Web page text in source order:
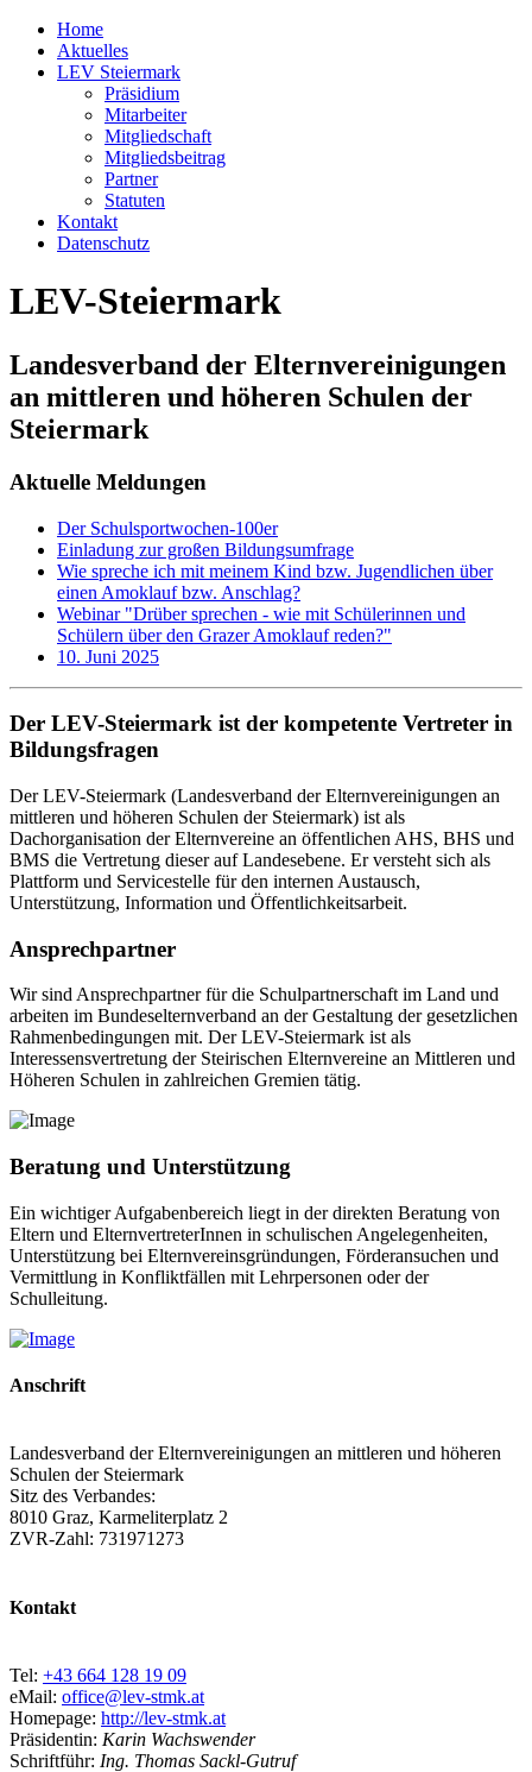
Home
Aktuelles
LEV Steiermark
Präsidium
Mitarbeiter
Mitgliedschaft
Mitgliedsbeitrag
Partner
Statuten
Kontakt
Datenschutz
LEV-Steiermark
Landesverband der Elternvereinigungen
an mittleren und höheren Schulen der
Steiermark
Aktuelle Meldungen
Der Schulsportwochen-100er
Einladung zur großen Bildungsumfrage
Wie spreche ich mit meinem Kind bzw. Jugendlichen über
einen Amoklauf bzw. Anschlag?
Webinar "Drüber sprechen - wie mit Schülerinnen und
Schülern über den Grazer Amoklauf reden?"
10. Juni 2025
Der LEV-Steiermark ist der kompetente Vertreter in
Bildungsfragen
Der LEV-Steiermark (Landesverband der Elternvereinigungen an
mittleren und höheren Schulen der Steiermark) ist als
Dachorganisation der Elternvereine an öffentlichen AHS, BHS und
BMS die Vertretung dieser auf Landesebene. Er versteht sich als
Plattform und Servicestelle für den internen Austausch,
Unterstützung, Information und Öffentlichkeitsarbeit.
Ansprechpartner
Wir sind Ansprechpartner für die Schulpartnerschaft im Land und
arbeiten im Bundeselternverband an der Gestaltung der gesetzlichen
Rahmenbedingungen mit. Der LEV-Steiermark ist als
Interessensvertretung der Steirischen Elternvereine an Mittleren und
Höheren Schulen in zahlreichen Gremien tätig.
Beratung und Unterstützung
Ein wichtiger Aufgabenbereich liegt in der direkten Beratung von
Eltern und ElternvertreterInnen in schulischen Angelegenheiten,
Unterstützung bei Elternvereinsgründungen, Förderansuchen und
Vermittlung in Konfliktfällen mit Lehrpersonen oder der
Schulleitung.
Anschrift
Landesverband der Elternvereinigungen an mittleren und höheren
Schulen der Steiermark
Sitz des Verbandes:
8010 Graz, Karmeliterplatz 2
ZVR-Zahl: 731971273
Kontakt
Tel: +43 664 128 19 09
eMail: office@lev-stmk.at
Homepage: http://lev-stmk.at
Präsidentin: Karin Wachswender
Schriftführ: Ing. Thomas Sackl-Gutruf